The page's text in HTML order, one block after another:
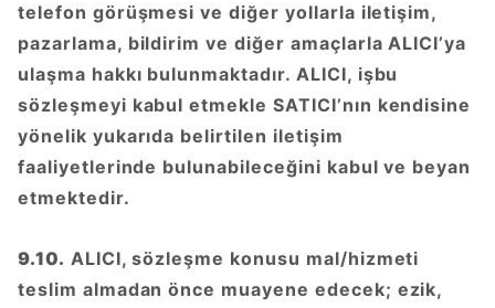
telefon görüşmesi ve diğer yollarla iletişim,
pazarlama, bildirim ve diğer amaçlarla ALICI’ya
ulaşma hakkı bulunmaktadır. ALICI, işbu
sözleşmeyi kabul etmekle SATICI’nın kendisine
yönelik yukarıda belirtilen iletişim
faaliyetlerinde bulunabileceğini kabul ve beyan
etmektedir.
9.10. ALICI, sözleşme konusu mal/hizmeti
teslim almadan önce muayene edecek; ezik,